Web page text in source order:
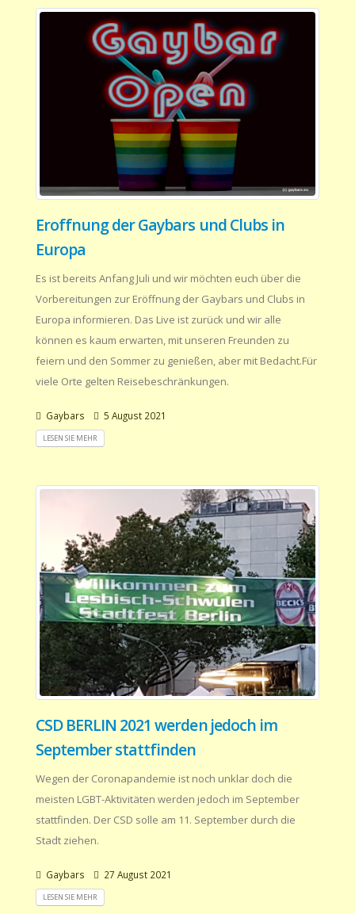
Eroffnung der Gaybars und Clubs in
Europa
Es ist bereits Anfang Juli und wir möchten euch über die
Vorbereitungen zur Eröffnung der Gaybars und Clubs in
Europa informieren. Das Live ist zurück und wir alle
können es kaum erwarten, mit unseren Freunden zu
feiern und den Sommer zu genießen, aber mit Bedacht.Für
viele Orte gelten Reisebeschränkungen.
Gaybars 5 August 2021
LESEN SIE MEHR
CSD BERLIN 2021 werden jedoch im
September stattfinden
Wegen der Coronapandemie ist noch unklar doch die
meisten LGBT-Aktivitäten werden jedoch im September
stattfinden. Der CSD solle am 11. September durch die
Stadt ziehen.
Gaybars 27 August 2021
LESEN SIE MEHR